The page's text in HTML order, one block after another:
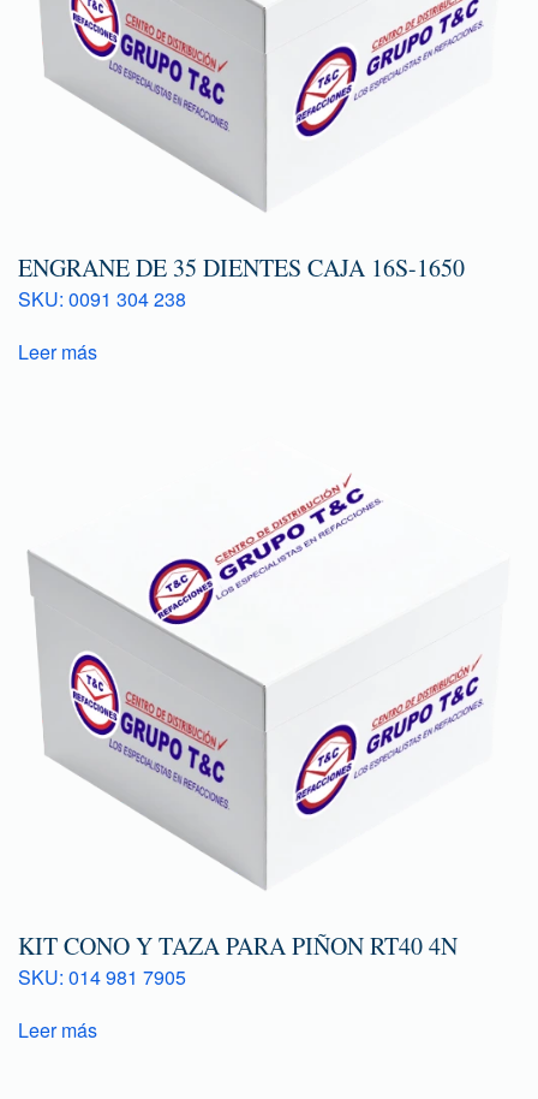
ENGRANE DE 35 DIENTES CAJA 16S-1650
SKU: 0091 304 238
Leer más
KIT CONO Y TAZA PARA PIÑON RT40 4N
SKU: 014 981 7905
Leer más